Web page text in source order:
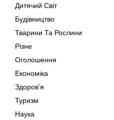
Дитячий Світ
Будівництво
Тварини Та Рослини
Різне
Оголошення
Економіка
Здоров'я
Туризм
Наука